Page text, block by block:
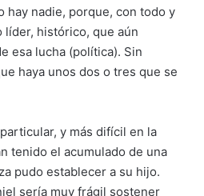
hay nadie, porque, con todo y
líder, histórico, que aún
esa lucha (política). Sin
haya unos dos o tres que se
y más difícil en la
tenido el acumulado de una
pudo establecer a su hijo.
sería muy frágil sostener